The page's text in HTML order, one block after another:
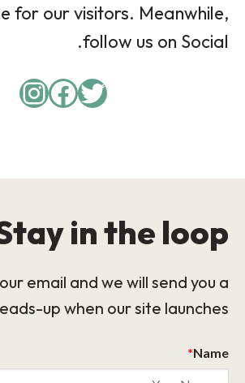
for our visitors. Meanwhile,
follow us on Social.
Twitter
in the loop!
email and we will send you a
up when our site launches.
Name
*